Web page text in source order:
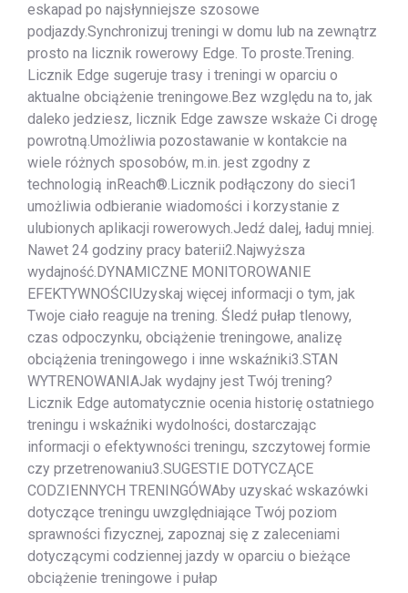
eskapad po najsłynniejsze szosowe
podjazdy.Synchronizuj treningi w domu lub na zewnątrz
prosto na licznik rowerowy Edge. To proste.Trening.
Licznik Edge sugeruje trasy i treningi w oparciu o
aktualne obciążenie treningowe.Bez względu na to, jak
daleko jedziesz, licznik Edge zawsze wskaże Ci drogę
powrotną.Umożliwia pozostawanie w kontakcie na
wiele różnych sposobów, m.in. jest zgodny z
technologią inReach®.Licznik podłączony do sieci1
umożliwia odbieranie wiadomości i korzystanie z
ulubionych aplikacji rowerowych.Jedź dalej, ładuj mniej.
Nawet 24 godziny pracy baterii2.Najwyższa
wydajność.DYNAMICZNE MONITOROWANIE
EFEKTYWNOŚCIUzyskaj więcej informacji o tym, jak
Twoje ciało reaguje na trening. Śledź pułap tlenowy,
czas odpoczynku, obciążenie treningowe, analizę
obciążenia treningowego i inne wskaźniki3.STAN
WYTRENOWANIAJak wydajny jest Twój trening?
Licznik Edge automatycznie ocenia historię ostatniego
treningu i wskaźniki wydolności, dostarczając
informacji o efektywności treningu, szczytowej formie
czy przetrenowaniu3.SUGESTIE DOTYCZĄCE
CODZIENNYCH TRENINGÓWAby uzyskać wskazówki
dotyczące treningu uwzględniające Twój poziom
sprawności fizycznej, zapoznaj się z zaleceniami
dotyczącymi codziennej jazdy w oparciu o bieżące
obciążenie treningowe i pułap